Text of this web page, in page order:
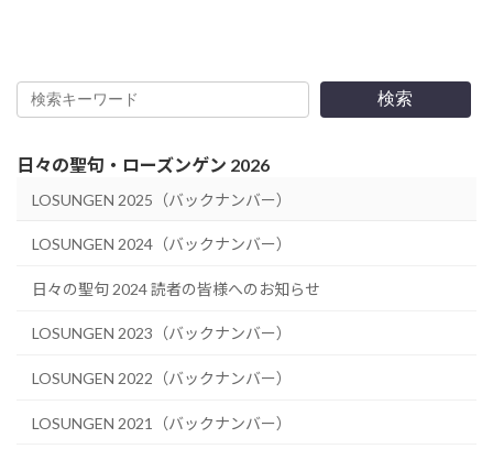
検索
日々の聖句・ローズンゲン 2026
LOSUNGEN 2025（バックナンバー）
LOSUNGEN 2024（バックナンバー）
日々の聖句 2024 読者の皆様へのお知らせ
LOSUNGEN 2023（バックナンバー）
LOSUNGEN 2022（バックナンバー）
LOSUNGEN 2021（バックナンバー）